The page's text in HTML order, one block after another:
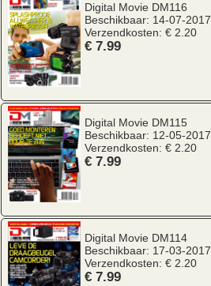
Digital Movie DM116
Beschikbaar: 14-07-2017
Verzendkosten: € 2.20
€ 7.99
Digital Movie DM115
Beschikbaar: 12-05-2017
Verzendkosten: € 2.20
€ 7.99
Digital Movie DM114
Beschikbaar: 17-03-2017
Verzendkosten: € 2.20
€ 7.99